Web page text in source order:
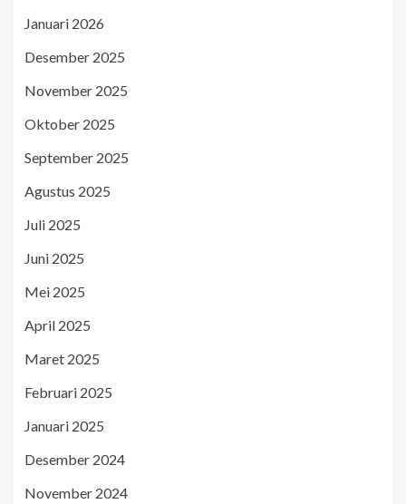
Januari 2026
Desember 2025
November 2025
Oktober 2025
September 2025
Agustus 2025
Juli 2025
Juni 2025
Mei 2025
April 2025
Maret 2025
Februari 2025
Januari 2025
Desember 2024
November 2024